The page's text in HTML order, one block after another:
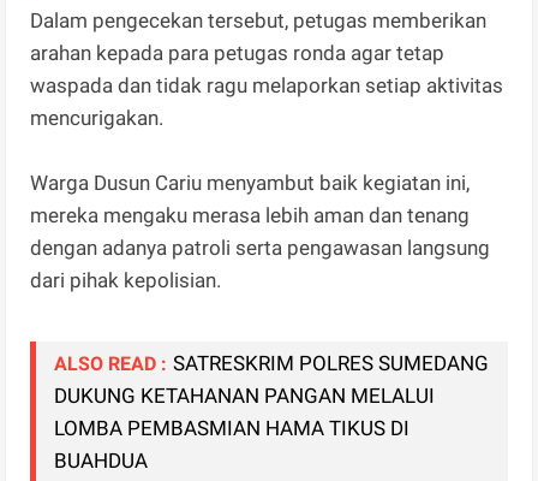
Dalam pengecekan tersebut, petugas memberikan
arahan kepada para petugas ronda agar tetap
waspada dan tidak ragu melaporkan setiap aktivitas
mencurigakan.
Warga Dusun Cariu menyambut baik kegiatan ini,
mereka mengaku merasa lebih aman dan tenang
dengan adanya patroli serta pengawasan langsung
dari pihak kepolisian.
ALSO READ : SATRESKRIM POLRES SUMEDANG
DUKUNG KETAHANAN PANGAN MELALUI
LOMBA PEMBASMIAN HAMA TIKUS DI
BUAHDUA